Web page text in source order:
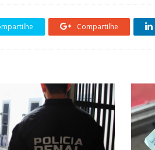
Compartilhe